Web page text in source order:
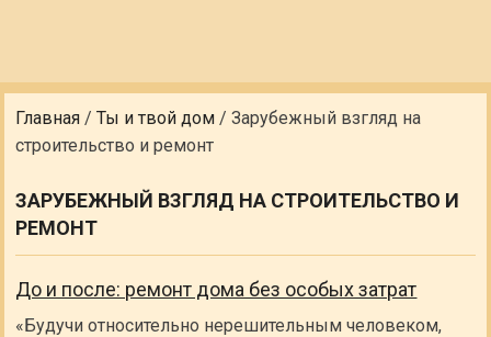
Главная /Ты и твой дом /Зарубежный взгляд на
строительство и ремонт
ЗАРУБЕЖНЫЙ ВЗГЛЯД НА СТРОИТЕЛЬСТВО И
РЕМОНТ
До и после: ремонт дома без особых затрат
«Будучи относительно нерешительным человеком,